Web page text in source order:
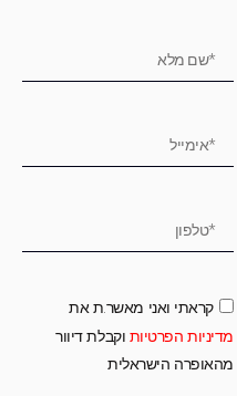
קראתי ואני מאשר.ת את
מדיניות הפרטיות וקבלת דיוור
מהאופרה הישראלית